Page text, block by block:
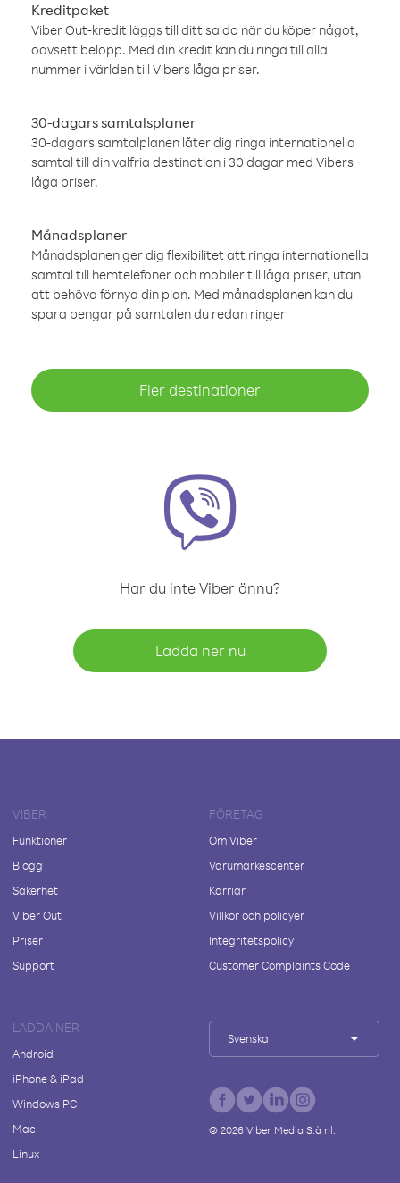
Kreditpaket
Viber Out-kredit läggs till ditt saldo när du köper något,
oavsett belopp. Med din kredit kan du ringa till alla
nummer i världen till Vibers låga priser.
30-dagars samtalsplaner
30-dagars samtalplanen låter dig ringa internationella
samtal till din valfria destination i 30 dagar med Vibers
låga priser.
Månadsplaner
Månadsplanen ger dig flexibilitet att ringa internationella
samtal till hemtelefoner och mobiler till låga priser, utan
att behöva förnya din plan. Med månadsplanen kan du
spara pengar på samtalen du redan ringer
Fler destinationer
Har du inte Viber ännu?
Ladda ner nu
VIBER
Funktioner
Blogg
Säkerhet
Viber Out
Priser
Support
FÖRETAG
Om Viber
Varumärkescenter
Karriär
Villkor och policyer
Integritetspolicy
Customer Complaints Code
LADDA NER
Android
iPhone & iPad
Windows PC
Mac
Linux
Svenska
© 2026Viber Media S.à r.l.